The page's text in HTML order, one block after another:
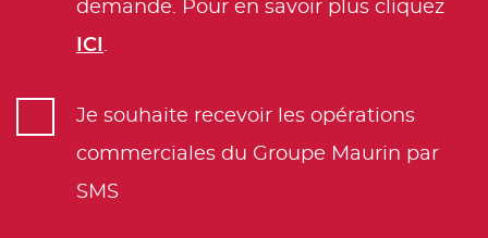
demande. Pour en savoir plus cliquez
ICI .
Je souhaite recevoir les opérations
commerciales du Groupe Maurin par
SMS